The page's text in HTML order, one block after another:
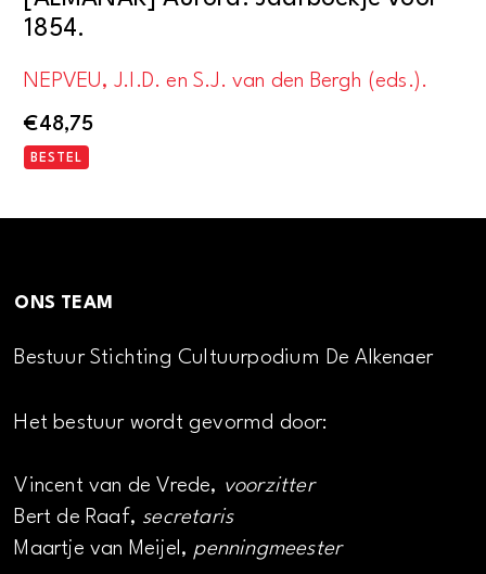
1854.
NEPVEU, J.I.D. en S.J. van den Bergh (eds.).
€48,75
BESTEL
ONS TEAM
Bestuur Stichting Cultuurpodium De Alkenaer
Het bestuur wordt gevormd door:
Vincent van de Vrede, voorzitter
Bert de Raaf, secretaris
Maartje van Meijel, penningmeester